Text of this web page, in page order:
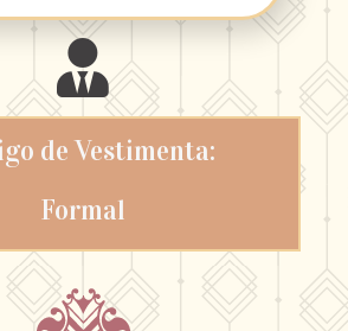
de Vestimenta:
Formal